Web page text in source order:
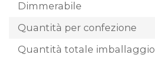
Dimmerabile
Quantità per confezione
Quantità totale imballaggio